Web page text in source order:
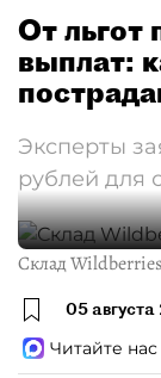
От льгот
выплат:
Эксперты
рублей для
Склад Wildberries
05
Читайте